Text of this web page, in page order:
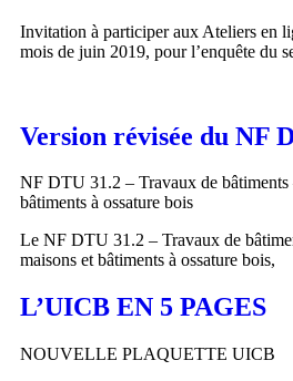
Invitation à participer aux Ateliers en
mois de juin 2019, pour l’enquête du
Version révisée du NF
NF DTU 31.2 – Travaux de bâtiments
bâtiments à ossature bois
Le NF DTU 31.2 – Travaux de
maisons et bâtiments à ossature bois,
L’UICB EN 5 PAGES
NOUVELLE PLAQUETTE UICB